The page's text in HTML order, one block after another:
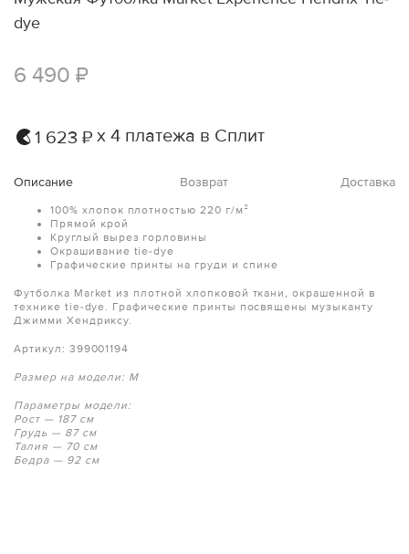
dye
6 490 ₽
1 623 ₽ х 4 платежа в Сплит
Описание Возврат Доставка
100% хлопок плотностью 220 г/м²
Прямой крой
Круглый вырез горловины
Окрашивание tie-dye
Графические принты на груди и спине
Футболка Market из плотной хлопковой ткани, окрашенной в
технике tie-dye. Графические принты посвящены музыканту
Джимми Хендриксу.
Артикул: 399001194
Размер на модели: M
Параметры модели:
Рост — 187 см
Грудь — 87 см
Талия — 70 см
Бедра — 92 см